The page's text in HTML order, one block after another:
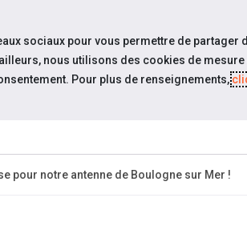
ESPACE
pour notre antenne de Boulogne sur Mer !
sociaux pour vous permettre de partager
nous utilisons des cookies de mesure
Pour plus de renseignements,